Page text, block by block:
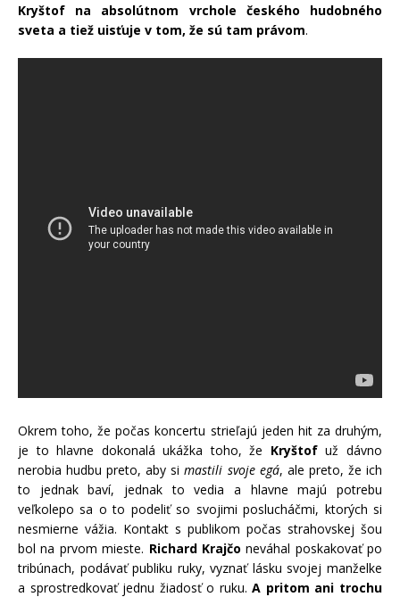
Kryštof na absolútnom vrchole českého hudobného
sveta a tiež uisťuje v tom, že sú tam právom.
Okrem toho, že počas koncertu strieľajú jeden hit za druhým,
je to hlavne dokonalá ukážka toho, že Kryštofuž dávno
nerobia hudbu preto, aby simastili svoje egá, ale preto, že ich
to jednak baví, jednak to vedia a hlavne majú potrebu
veľkolepo sa o to podeliť so svojimi poslucháčmi, ktorých si
nesmierne vážia. Kontakt s publikom počas strahovskej šou
bol na prvom mieste. Richard Krajčo neváhal poskakovať po
tribúnach, podávať publiku ruky, vyznať lásku svojej manželke
a sprostredkovať jednu žiadosť o ruku.A pritom ani trochu